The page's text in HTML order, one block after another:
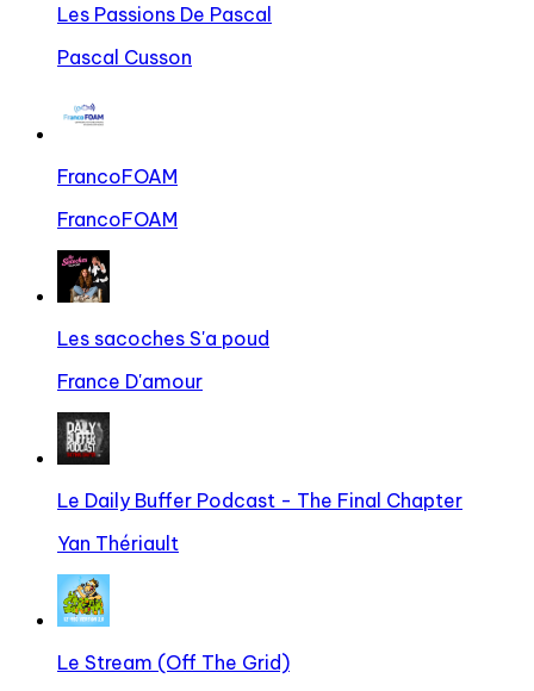
Les Passions De Pascal
Pascal Cusson
FrancoFOAM
FrancoFOAM
Les sacoches S'a poud
France D'amour
Le Daily Buffer Podcast - The Final Chapter
Yan Thériault
Le Stream (Off The Grid)